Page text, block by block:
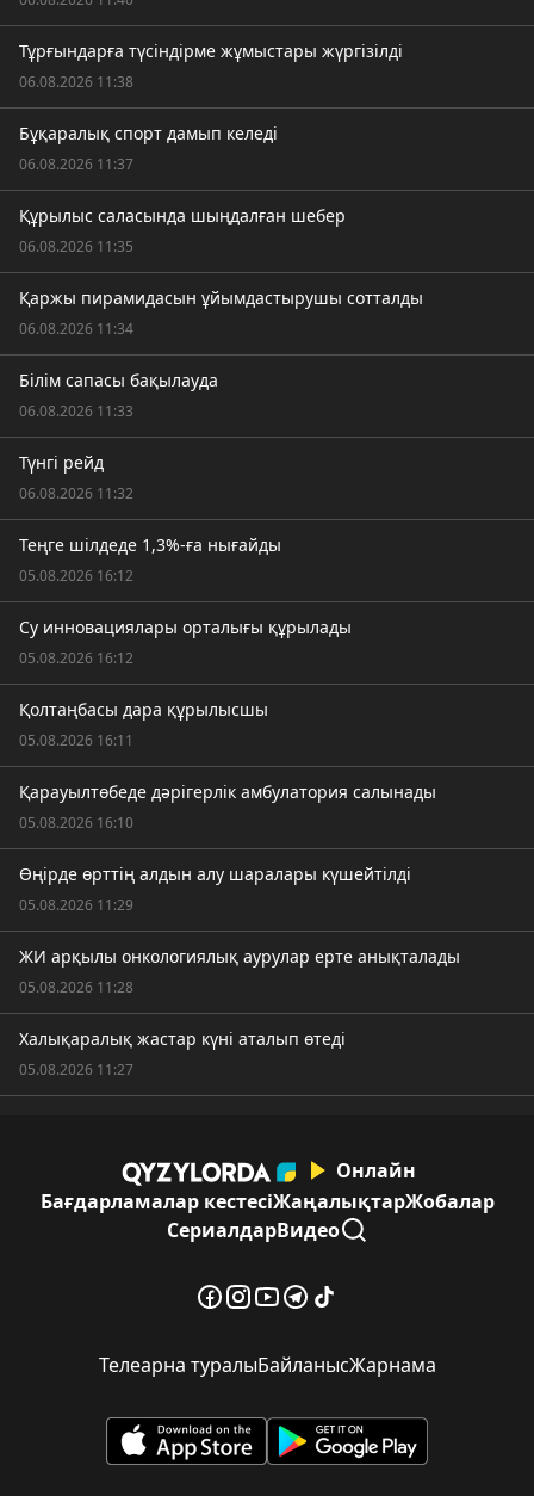
Тұрғындарға түсіндірме жұмыстары жүргізілді
06.08.2026 11:38
Бұқаралық спорт дамып келеді
06.08.2026 11:37
Құрылыс саласында шыңдалған шебер
06.08.2026 11:35
Қаржы пирамидасын ұйымдастырушы сотталды
06.08.2026 11:34
Білім сапасы бақылауда
06.08.2026 11:33
Түнгі рейд
06.08.2026 11:32
Теңге шілдеде 1,3%-ға нығайды
05.08.2026 16:12
Су инновациялары орталығы құрылады
05.08.2026 16:12
Қолтаңбасы дара құрылысшы
05.08.2026 16:11
Қарауылтөбеде дәрігерлік амбулатория салынады
05.08.2026 16:10
Өңірде өрттің алдын алу шаралары күшейтілді
05.08.2026 11:29
ЖИ арқылы онкологиялық аурулар ерте анықталады
05.08.2026 11:28
Халықаралық жастар күні аталып өтеді
05.08.2026 11:27
Онлайн
Бағдарламалар кестесіЖаңалықтарЖобалар
СериалдарВидео
Телеарна туралыБайланысЖарнама